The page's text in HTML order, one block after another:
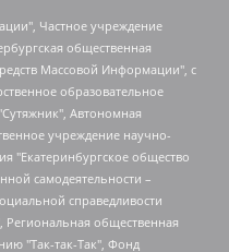
Автономная некоммерческая организация Краснодарский центр современного искусства "Типография", Моргенштерн Алишер Тагирович, Соболь Любовь Эдуардовна, Общество с ограниченной ответственностью "ЛИЗА НОРМ", Каспаров Гарри Кимович, Ходорковский Михаил Борисович, Общество с ограниченной ответственностью "Апрельские тезисы", Данилович Ирина Брониславовна, Кашин Олег Владимирович, Петров Николай Владимирович, Пивоваров Алексей Владимирович, Соколов Михаил Владимирович, Цветкова Юлия Владимировна, Чичваркин Евгений Александрович, Комитет против пыток/Команда против пыток, Общество с ограниченной ответственностью "Первый научный", Общество с ограниченной ответственностью "Вертолет и ко", Белоцерковская Вероника Борисовна, Кац Максим Евгеньевич, Лазарева Татьяна Юрьевна, Шаведдинов Руслан Табризович, Яшин Илья Валерьевич, Общество с ограниченной ответственностью "Иноагент ААВ", Алешковский Дмитрий Петрович, Альбац Евгения Марковна, Быков Дмитрий Львович, Галямина Юлия Евгеньевна, Лойко Сергей Леонидович, Мартынов Кирилл Константинович, Медведев Сергей Александрович, Крашенинников Федор Геннадиевич, Гордеева Катерина Вл